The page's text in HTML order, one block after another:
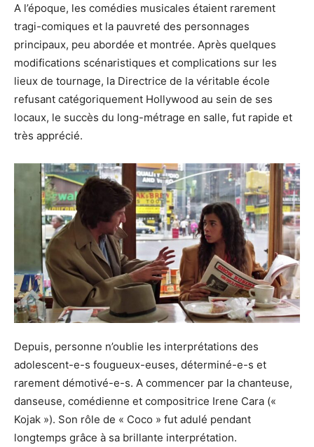
A l’époque, les comédies musicales étaient rarement
tragi-comiques et la pauvreté des personnages
principaux, peu abordée et montrée. Après quelques
modifications scénaristiques et complications sur les
lieux de tournage, la Directrice de la véritable école
refusant catégoriquement Hollywood au sein de ses
locaux, le succès du long-métrage en salle, fut rapide et
très apprécié.
Depuis, personne n’oublie les interprétations des
adolescent-e-s fougueux-euses, déterminé-e-s et
rarement démotivé-e-s. A commencer par la chanteuse,
danseuse, comédienne et compositrice Irene Cara («
Kojak »). Son rôle de « Coco » fut adulé pendant
longtemps grâce à sa brillante interprétation.